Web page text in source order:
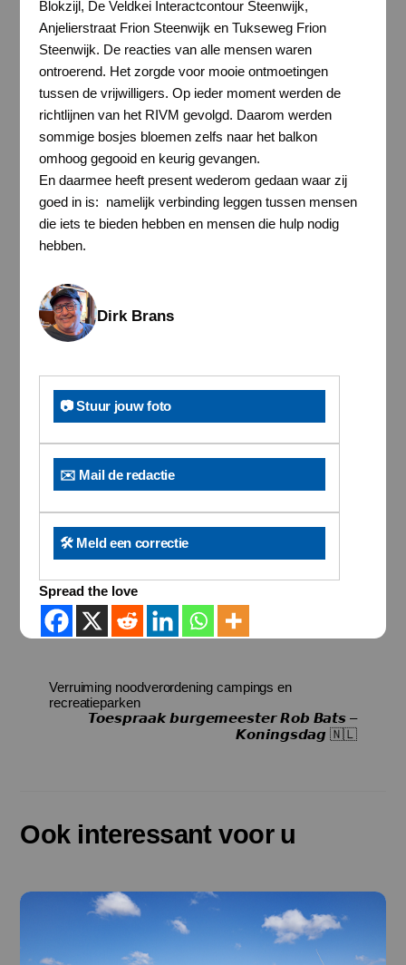
Blokzijl, De Veldkei Interactcontour Steenwijk,
Anjelierstraat Frion Steenwijk en Tukseweg Frion
Steenwijk. De reacties van alle mensen waren
ontroerend. Het zorgde voor mooie ontmoetingen
tussen de vrijwilligers. Op ieder moment werden de
richtlijnen van het RIVM gevolgd. Daarom werden
sommige bosjes bloemen zelfs naar het balkon
omhoog gegooid en keurig gevangen.
En daarmee heeft present wederom gedaan waar zij
goed in is: namelijk verbinding leggen tussen mensen
die iets te bieden hebben en mensen die hulp nodig
hebben.
Dirk Brans
📷 Stuur jouw foto
✉️ Mail de redactie
🛠️ Meld een correctie
Spread the love
Verruiming noodverordening campings en
recreatieparken
𝙏𝙤𝙚𝙨𝙥𝙧𝙖𝙖𝙠 𝙗𝙪𝙧𝙜𝙚𝙢𝙚𝙚𝙨𝙩𝙚𝙧 𝙍𝙤𝙗 𝘽𝙖𝙩𝙨 –
𝙆𝙤𝙣𝙞𝙣𝙜𝙨𝙙𝙖𝙜 🇳🇱
Ook interessant voor u